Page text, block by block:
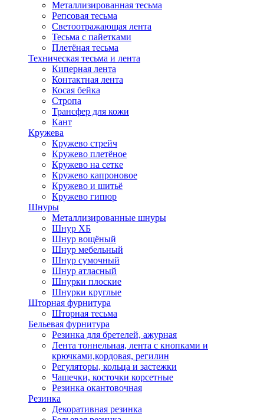
Металлизированная тесьма
Репсовая тесьма
Светоотражающая лента
Тесьма с пайетками
Плетёная тесьма
Техническая тесьма и лента
Киперная лента
Контактная лента
Косая бейка
Стропа
Трансфер для кожи
Кант
Кружева
Кружево стрейч
Кружево плетёное
Кружево на сетке
Кружево капроновое
Кружево и шитьё
Кружево гипюр
Шнуры
Металлизированные шнуры
Шнур ХБ
Шнур вощёный
Шнур мебельный
Шнур сумочный
Шнур атласный
Шнурки плоские
Шнурки круглые
Шторная фурнитура
Шторная тесьма
Бельевая фурнитура
Резинка для бретелей, ажурная
Лента тоннельная, лента с кнопками и
крючками,кордовая, регилин
Регуляторы, кольца и застежки
Чашечки, косточки корсетные
Резинка окантовочная
Резинка
Декоративная резинка